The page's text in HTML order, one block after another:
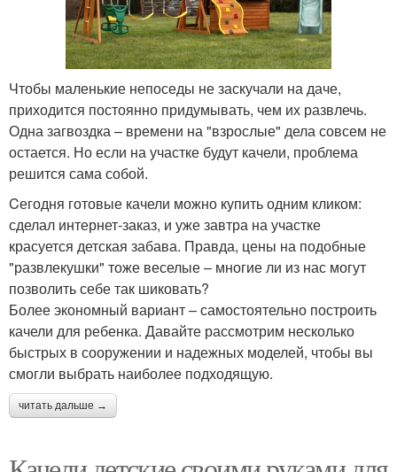
Чтобы маленькие непоседы не заскучали на даче,
приходится постоянно придумывать, чем их развлечь.
Одна загвоздка – времени на "взрослые" дела совсем не
остается. Но если на участке будут качели, проблема
решится сама собой.
Cегодня готовые качели можно купить одним кликом:
сделал интернет-заказ, и уже завтра на участке
красуется детская забава. Правда, цены на подобные
"развлекушки" тоже веселые – многие ли из нас могут
позволить себе так шиковать?
Более экономный вариант – самостоятельно построить
качели для ребенка. Давайте рассмотрим несколько
быстрых в сооружении и надежных моделей, чтобы вы
смогли выбрать наиболее подходящую.
читать дальше →